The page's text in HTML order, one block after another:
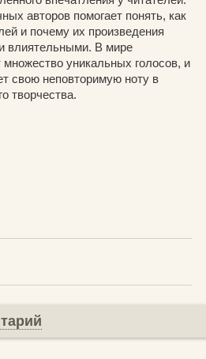
авторов помогает понять, как
и почему их произведения
влиятельными. В мире
уникальных голосов, и
свою неповторимую ноту в
творчества.